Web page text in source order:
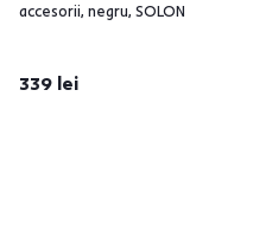
accesorii, negru, SOLON
339 lei